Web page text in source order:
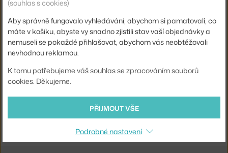
Barva:
dub, světlé dřevo
Materiál:
dubové dřevo
Podnož:
dřevo
Tvar stolu:
kruh
Deska stolu:
dřevo
Shopping from the EU? Switch to
Annex Round Table Ø120, oak
(souhlas s cookies)
Aby správně fungovalo vyhledávání, abychom si pamatovali, co
máte v košíku, abyste vy snadno zjistili stav vaší objednávky a
nemuseli se pokaždé přihlašovat, abychom vás neobtěžovali
nevhodnou reklamou.
K tomu potřebujeme váš souhlas se zpracováním souborů
cookies. Děkujeme.
PŘIJMOUT VŠE
Podrobné nastavení